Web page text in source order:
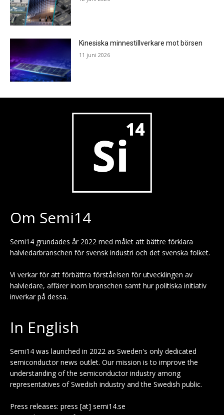
Kinesiska minnestillverkare mot börsen
11 juni 2026
Om Semi14
Semi14 grundades år 2022 med målet att bättre förklara
halvledarbranschen för svensk industri och det svenska folket.
Vi verkar för att förbättra förståelsen för utvecklingen av
halvledare, affärer inom branschen samt hur politiska initiativ
inverkar på dessa.
In English
Semi14 was launched in 2022 as Sweden's only dedicated
semiconductor news outlet. Our mission is to improve the
understanding of the semiconductor industry among
representatives of Swedish industry and the Swedish public.
Press releases: press [at] semi14.se